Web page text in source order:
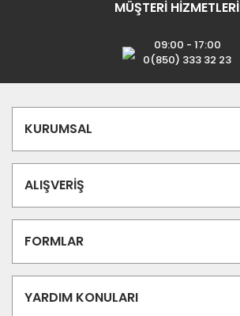
MÜŞTERİ HİZMETLERİ
09:00 - 17:00
0(850) 333 32 23
KURUMSAL
ALIŞVERİŞ
FORMLAR
YARDIM KONULARI